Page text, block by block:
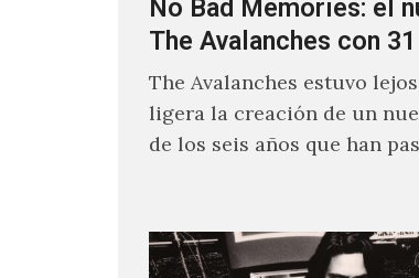
No Bad Memories: el
The Avalanches con
The Avalanches estuvo
ligera la creación de un
de los seis años que han